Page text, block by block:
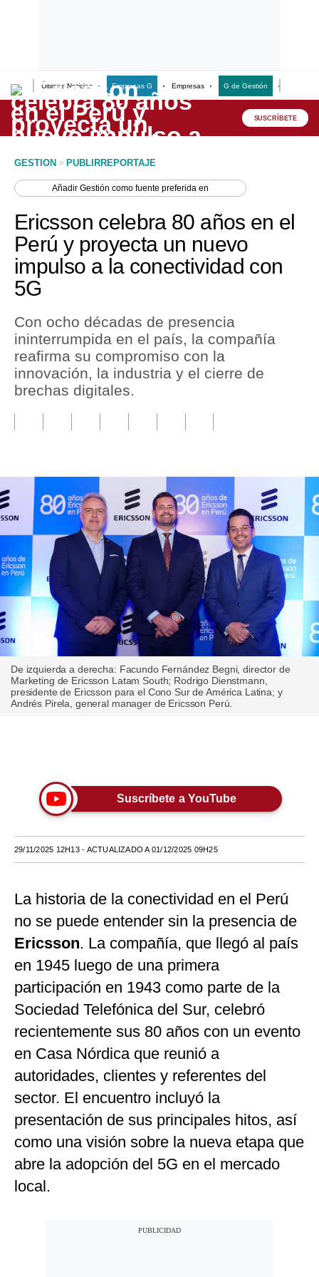
Últimas Noticias Empresas G Empresas G de Gestión
Lo último
Peru Quiosco
Economía
Mercados
Perú
Política
Tu Dinero
Finanzas Personales
Plus G
Editorial
Pregunta de hoy
Blogs
Tendencias
Lujo
Viajes
Estilos
España
Mix
G de Gestión
Notas Contratadas
Podcast
Gestión TV
Videos
Somos?
SUSCRÍBETE
GESTION > PUBLIRREPORTAJE
AñadirGestión como fuente preferida en
Ericsson celebra 80 años en el
Perú y proyecta un nuevo
impulso a la conectividad con
5G
Con ocho décadas de presencia
ininterrumpida en el país, la compañía
reafirma su compromiso con la
innovación, la industria y el cierre de
brechas digitales.
De izquierda a derecha: Facundo Fernández Begni, director de
Marketing de Ericsson Latam South; Rodrigo Dienstmann,
presidente de Ericsson para el Cono Sur de América Latina; y
Andrés Pirela, general manager de Ericsson Perú.
Suscríbete a YouTube
29/11/2025 12H13- ACTUALIZADO A 01/12/2025 09H25
La historia de la conectividad en el Perú
no se puede entender sin la presencia de
Ericsson. La compañía, que llegó al país
en 1945 luego de una primera
participación en 1943 como parte de la
Sociedad Telefónica del Sur, celebró
recientemente sus 80 años con un evento
en Casa Nórdica que reunió a
autoridades, clientes y referentes del
sector. El encuentro incluyó la
presentación de sus principales hitos, así
como una visión sobre la nueva etapa que
abre la adopción del 5G en el mercado
local.